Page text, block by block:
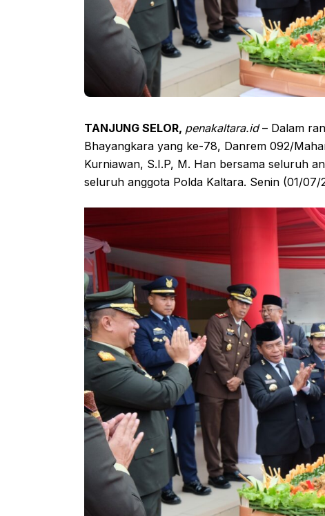
TANJUNG SELOR, penakaltara.id– Dalam
Bhayangkara yang ke-78, Danrem 092/
Kurniawan, S.I.P, M. Han bersama seluruh
seluruh anggota Polda Kaltara. Senin (01/07/